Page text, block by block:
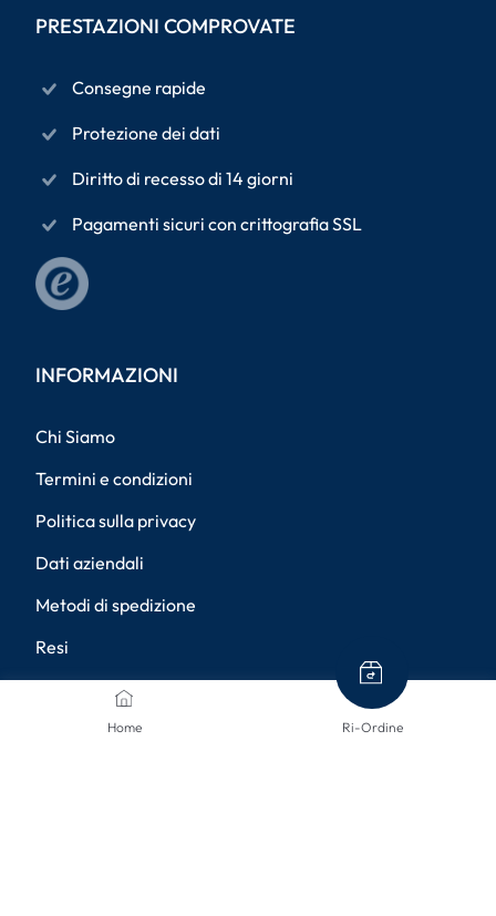
Home Ri-Ordine
PRESTAZIONI COMPROVATE
Consegne rapide
Protezione dei dati
Diritto di recesso di 14 giorni
Pagamenti sicuri con crittografia SSL
INFORMAZIONI
Chi Siamo
Termini e condizioni
Politica sulla privacy
Dati aziendali
Metodi di spedizione
Resi
Diritto di recesso
Accessibilità